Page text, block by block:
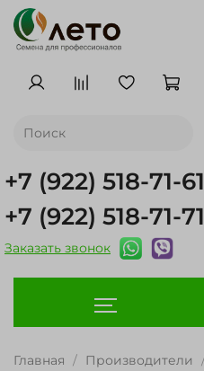
+7 (922) 518-71-61
+7 (922) 518-71-71
Заказать звонок
Главная Производители